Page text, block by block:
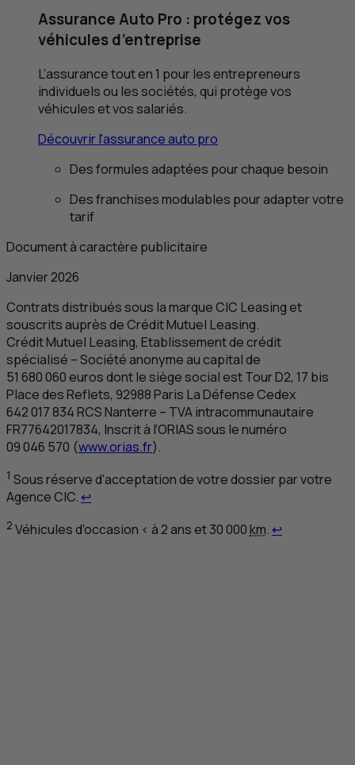
Assurance Auto Pro : protégez vos
véhicules d’entreprise
L’assurance tout en 1 pour les entrepreneurs
individuels ou les sociétés, qui protège vos
véhicules et vos salariés.
Découvrir l'assurance auto pro
Des formules adaptées pour chaque besoin
Des franchises modulables pour adapter votre
tarif
Document à caractère publicitaire
Janvier 2026
Contrats distribués sous la marqueCIC Leasing et
souscrits auprès de Crédit Mutuel Leasing.
Crédit Mutuel Leasing, Etablissement de crédit
spécialisé – Société anonyme au capital de
51 680 060 euros dont le siège social est Tour D2, 17 bis
Place des Reflets, 92988 Paris La Défense Cedex
642 017 834RCSNanterre – TVAintracommunautaire
FR77642017834, Inscrit à l’ORIAS sous le numéro
09 046 570 (www.orias.fr).
1 Sous réserve d’acceptation de votre dossier par votre
AgenceCIC. ↩Retour au renvoi 1
2 Véhicules d’occasion < à 2 ans et 30 000km. ↩Retour au